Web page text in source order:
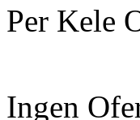
Per Kele
Ingen